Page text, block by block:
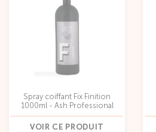
Spray coiffant Fix Finition
1000ml - Ash Professional
VOIR CE PRODUIT